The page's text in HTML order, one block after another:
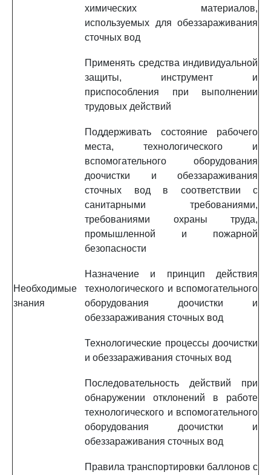
химических материалов,
используемых для обеззараживания
сточных вод
Применять средства индивидуальной
защиты, инструмент и
приспособления при выполнении
трудовых действий
Поддерживать состояние рабочего
места, технологического и
вспомогательного оборудования
доочистки и обеззараживания
сточных вод в соответствии с
санитарными требованиями,
требованиями охраны труда,
промышленной и пожарной
безопасности
Необходимые
знания
Назначение и принцип действия
технологического и вспомогательного
оборудования доочистки и
обеззараживания сточных вод
Технологические процессы доочистки
и обеззараживания сточных вод
Последовательность действий при
обнаружении отклонений в работе
технологического и вспомогательного
оборудования доочистки и
обеззараживания сточных вод
Правила транспортировки баллонов с